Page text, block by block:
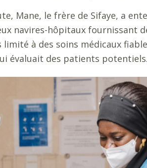
Mane, le frère de Sifaye, a
navires-hôpitaux fournissant
à des soins médicaux
évaluait des patients potentiels.